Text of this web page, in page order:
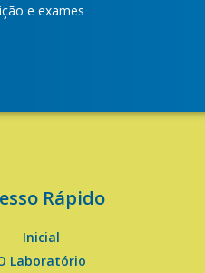
e exames
Rápido
Inicial
Laboratório